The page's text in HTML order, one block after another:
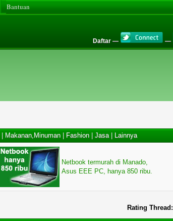
Bantuan
Daftar — —
Makanan,Minuman Fashion |Jasa| Lainnya
Netbook termurah di Manado,
Asus EEE PC, hanya 850 ribu.
Rating Thread: